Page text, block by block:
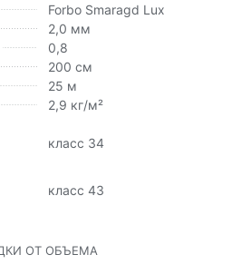
Forbo Smaragd Lux
2,0 мм
0,8
200 см
25 м
2,9 кг/м²
класс 34
класс 43
ОТ ОБЪЕМА